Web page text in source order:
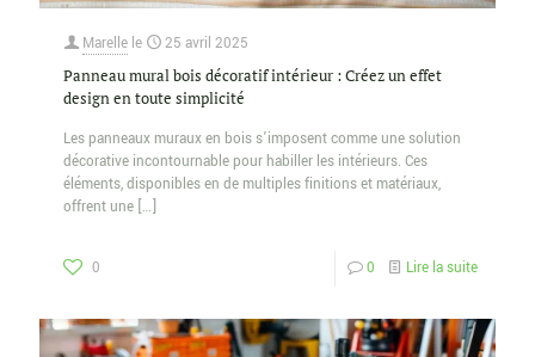
Marelle le 25 avril 2025
Panneau mural bois décoratif intérieur : Créez un effet
design en toute simplicité
Les panneaux muraux en bois s’imposent comme une solution
décorative incontournable pour habiller les intérieurs. Ces
éléments, disponibles en de multiples finitions et matériaux,
offrent une […]
0 0 Lire la suite